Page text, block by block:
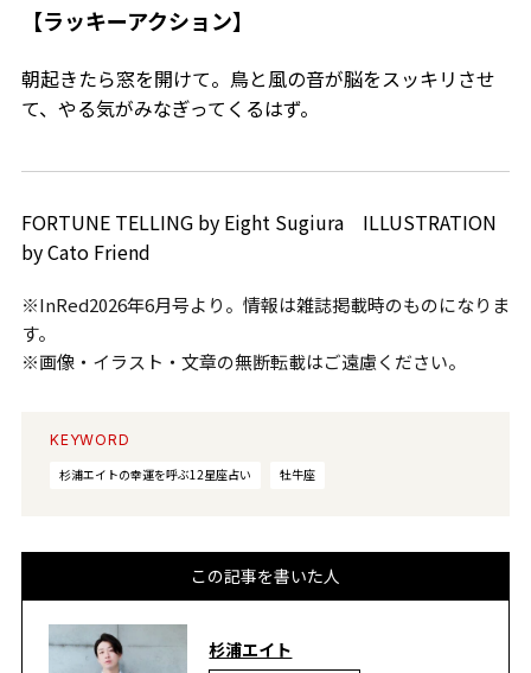
【ラッキーアクション】
朝起きたら窓を開けて。鳥と風の音が脳をスッキリさせ
て、やる気がみなぎってくるはず。
FORTUNE TELLING by Eight Sugiura ILLUSTRATION
by Cato Friend
※InRed2026年6月号より。情報は雑誌掲載時のものになりま
す。
※画像・イラスト・文章の無断転載はご遠慮ください。
KEYWORD
杉浦エイトの幸運を呼ぶ12星座占い
牡牛座
この記事を書いた人
杉浦エイト